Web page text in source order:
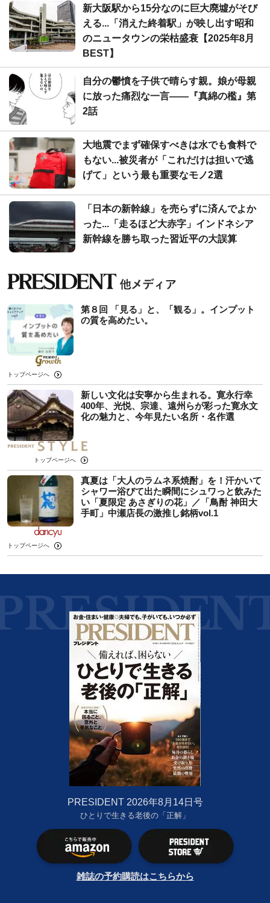
新大阪駅から15分なのに巨大廃墟がそび
える...「消えた終着駅」が映し出す昭和
のニュータウンの栄枯盛衰【2025年8月
BEST】
自分の鬱憤を子供で晴らす親。娘が母親
に放った痛烈な一言――『真綿の檻』第
2話
大地震でまず確保すべきは水でも食料で
もない...被災者が「これだけは担いで逃
げて」という最も重要なモノ2選
「日本の新幹線」を売らずに済んでよか
った...「走るほど大赤字」インドネシア
新幹線を勝ち取った習近平の大誤算
第８回 「見る」と、「観る」。インプット
の質を高めたい。
トップページへ
新しい文化は安寧から生まれる。寛永行幸
400年、光悦、宗達、遠州らが彩った寛永文
化の魅力と、今年見たい名所・名作選
トップページへ
真夏は「大人のラムネ系焼酎」を！汗かいて
シャワー浴びて出た瞬間にシュワっと飲みた
い「夏限定 あさぎりの花」／「鳥酎 神田大
手町」中瀬店長の激推し銘柄vol.1
トップページへ
PRESIDENT 2026年8月14日号
ひとりで生きる老後の「正解」
雑誌の予約購読はこちらから